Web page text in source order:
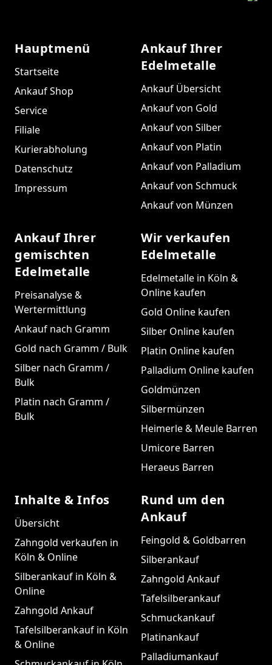
Hauptmenü
Startseite
Ankauf Shop
Service
Filiale
Kurierabholung
Datenschutz
Impressum
Ankauf Ihrer
Edelmetalle
Ankauf Übersicht
Ankauf von Gold
Ankauf von Silber
Ankauf von Platin
Ankauf von Palladium
Ankauf von Schmuck
Ankauf von Münzen
Ankauf Ihrer
gemischten
Edelmetalle
Preisanalyse &
Wertermittlung
Ankauf nach Gramm
Gold nach Gramm / Bulk
Silber nach Gramm /
Bulk
Platin nach Gramm /
Bulk
Wir verkaufen
Edelmetalle
Edelmetalle in Köln &
Online kaufen
Gold Online kaufen
Silber Online kaufen
Platin Online kaufen
Palladium Online kaufen
Goldmünzen
Silbermünzen
Heimerle & Meule Barren
Umicore Barren
Heraeus Barren
Inhalte & Infos
Übersicht
Zahngold verkaufen in
Köln & Online
Silberankauf in Köln &
Online
Zahngold Ankauf
Tafelsilberankauf in Köln
& Online
Rund um den
Ankauf
Feingold & Goldbarren
Silberankauf
Zahngold Ankauf
Tafelsilberankauf
Schmuckankauf
Platinankauf
Palladiumankauf